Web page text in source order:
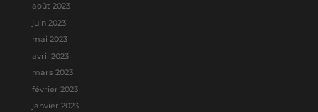
août 2023
juin 2023
mai 2023
avril 2023
mars 2023
février 2023
janvier 2023